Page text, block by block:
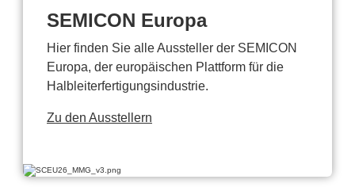
SEMICON Europa
Hier finden Sie alle Aussteller der SEMICON
Europa, der europäischen Plattform für die
Halbleiterfertigungsindustrie.
Zu den Ausstellern